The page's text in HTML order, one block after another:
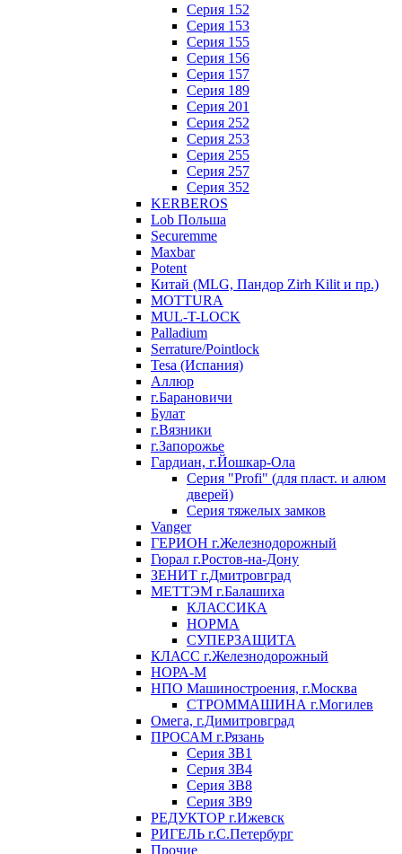
Серия 152
Серия 153
Серия 155
Серия 156
Серия 157
Серия 189
Серия 201
Серия 252
Серия 253
Серия 255
Серия 257
Серия 352
KERBEROS
Lob Польша
Securemme
Maxbar
Potent
Китай (MLG, Пандор Zirh Kilit и пр.)
MOTTURA
MUL-T-LOCK
Palladium
Serrature/Pointlock
Tesa (Испания)
Аллюр
г.Барановичи
Булат
г.Вязники
г.Запорожье
Гардиан, г.Йошкар-Ола
Серия "Profi" (для пласт. и алюм
дверей)
Серия тяжелых замков
Vanger
ГЕРИОН г.Железнодорожный
Гюрал г.Ростов-на-Дону
ЗЕНИТ г.Дмитровград
МЕТТЭМ г.Балашиха
КЛАССИКА
НОРМА
СУПЕРЗАЩИТА
КЛАСС г.Железнодорожный
НОРА-М
НПО Машиностроения, г.Москва
СТРОММАШИНА г.Могилев
Омега, г.Димитровград
ПРОСАМ г.Рязань
Серия ЗВ1
Серия ЗВ4
Серия ЗВ8
Серия ЗВ9
РЕДУКТОР г.Ижевск
РИГЕЛЬ г.С.Петербург
Прочие